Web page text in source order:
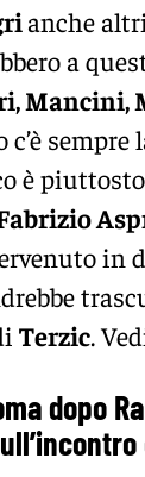
anche
a
Mancini,
c’è
è
in
Terzic.
dopo